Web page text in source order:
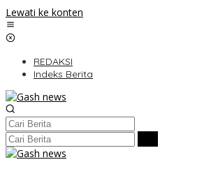
Lewati ke konten
REDAKSI
Indeks Berita